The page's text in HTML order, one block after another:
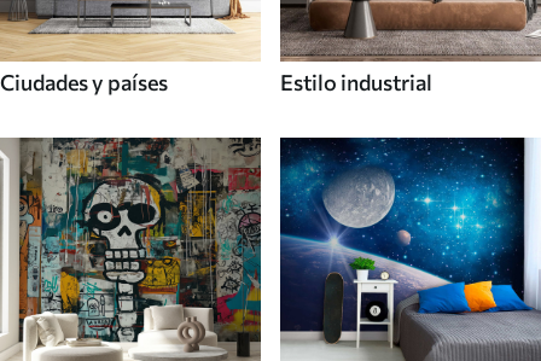
Ciudades y países Estilo industrial